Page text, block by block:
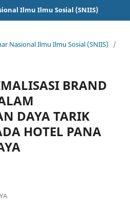
Ilmu Ilmu Sosial (SNIIS)
Nasional Ilmu Ilmu Sosial (SNIIS)
/
BRAND
DAYA TARIK
HOTEL PANA